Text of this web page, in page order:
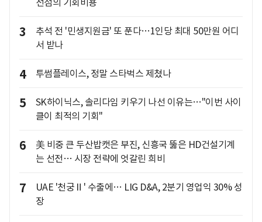
3
추석 전 '민생지원금' 또 푼다…1인당 최대 50만원 어디
서 받나
4 투썸플레이스, 정말 스타벅스 제쳤나
5
SK하이닉스, 솔리다임 키우기 나선 이유는…"이번 사이
클이 최적의 기회"
6
美 비중 큰 두산밥캣은 부진, 신흥국 뚫은 HD건설기계
는 선전… 시장 전략에 엇갈린 희비
7
UAE '천궁Ⅱ' 수출에… LIG D&A, 2분기 영업익 30% 성
장